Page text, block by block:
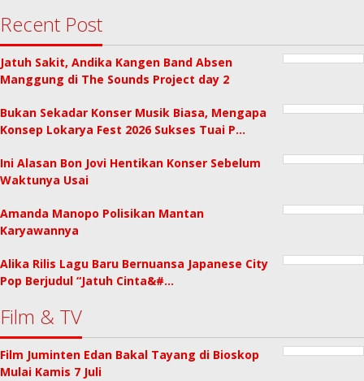
Recent Post
Jatuh Sakit, Andika Kangen Band Absen
Manggung di The Sounds Project day 2
Bukan Sekadar Konser Musik Biasa, Mengapa
Konsep Lokarya Fest 2026 Sukses Tuai P…
Ini Alasan Bon Jovi Hentikan Konser Sebelum
Waktunya Usai
Amanda Manopo Polisikan Mantan
Karyawannya
Alika Rilis Lagu Baru Bernuansa Japanese City
Pop Berjudul “Jatuh Cinta&#…
Film & TV
Film Juminten Edan Bakal Tayang di Bioskop
Mulai Kamis 7 Juli